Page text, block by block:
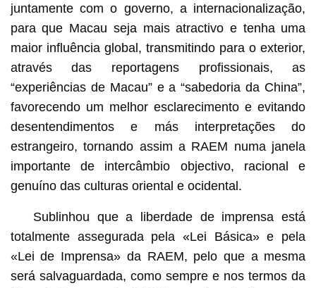
juntamente com o governo, a internacionalização,
para que Macau seja mais atractivo e tenha uma
maior influência global, transmitindo para o exterior,
através das reportagens profissionais, as
“experiências de Macau” e a “sabedoria da China”,
favorecendo um melhor esclarecimento e evitando
desentendimentos e más interpretações do
estrangeiro, tornando assim a RAEM numa janela
importante de intercâmbio objectivo, racional e
genuíno das culturas oriental e ocidental.
Sublinhou que a liberdade de imprensa está
totalmente assegurada pela «Lei Básica» e pela
«Lei de Imprensa» da RAEM, pelo que a mesma
será salvaguardada, como sempre e nos termos da